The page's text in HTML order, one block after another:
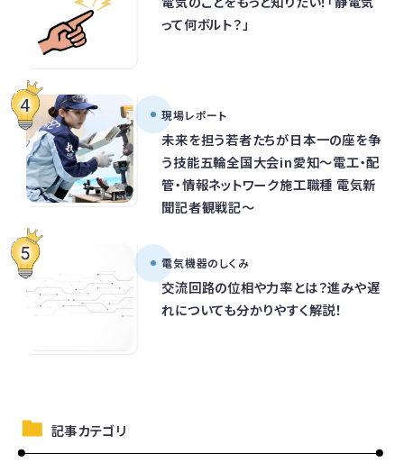
って何ボルト？」
現場レポート
未来を担う若者たちが日本一の座を争
う技能五輪全国大会in愛知～電工・配
管・情報ネットワーク施工職種 電気新
聞記者観戦記～
電気機器のしくみ
交流回路の位相や力率とは？進みや遅
れについても分かりやすく解説！
記事カテゴリ